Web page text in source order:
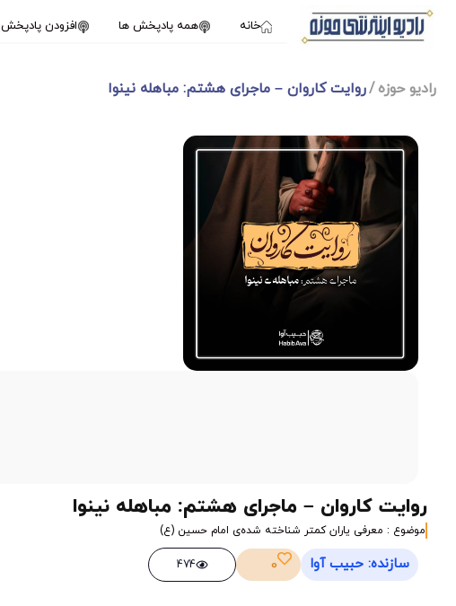
خانه همه پادپخش ها افزودن پادپخش
رادیو حوزه روایت کاروان – ماجرای هشتم: مباهله نینوا
روایت کاروان – ماجرای هشتم: مباهله نینوا
موضوع : معرفی یاران کمتر شناخته شده‌ی امام حسین (ع)
سازنده: حبیب آوا 0
474